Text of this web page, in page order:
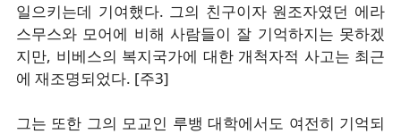
일으키는데 기여했다. 그의 친구이자 원조자였던 에라
스무스와 모어에 비해 사람들이 잘 기억하지는 못하겠
지만, 비베스의 복지국가에 대한 개척자적 사고는 최근
에 재조명되었다. [주3]
그는 또한 그의 모교인 루뱅 대학에서도 여전히 기억되